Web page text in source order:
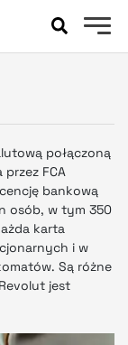
połączoną
FCA
bankową
osób, w tym 350
karta
i w
Są różne
jest